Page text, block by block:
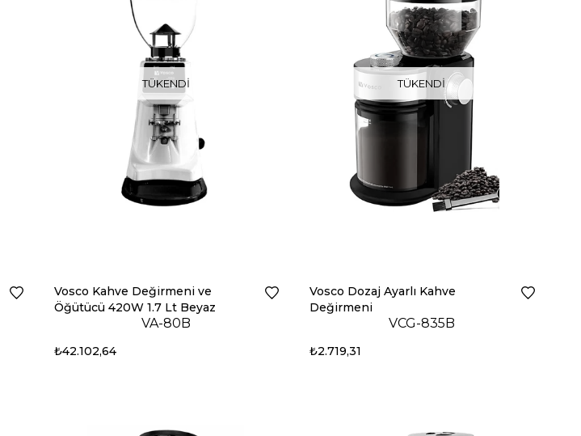
TÜKENDI
Vosco Kahve Değirmeni ve
Öğütücü 420W 1.7 Lt Beyaz
VA-80B
₺42.102,64
TÜKENDI
Vosco Dozaj Ayarlı Kahve
Değirmeni
VCG-835B
₺2.719,31